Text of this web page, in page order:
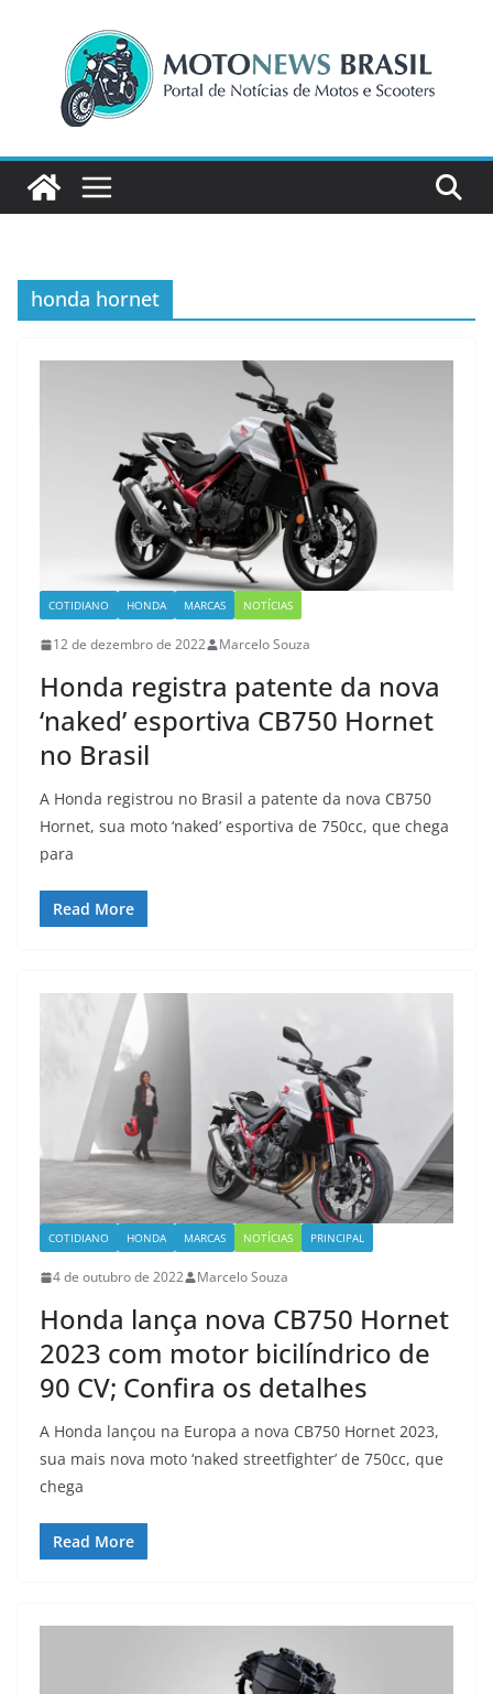
conteúdo
honda hornet
COTIDIANO HONDA MARCAS NOTÍCIAS
12 de dezembro de 2022 Marcelo Souza
Honda registra patente da nova
‘naked’ esportiva CB750 Hornet
no Brasil
A Honda registrou no Brasil a patente da nova CB750
Hornet, sua moto ‘naked’ esportiva de 750cc, que chega
para
Read More
COTIDIANO HONDA MARCAS NOTÍCIAS PRINCIPAL
4 de outubro de 2022 Marcelo Souza
Honda lança nova CB750 Hornet
2023 com motor bicilíndrico de
90 CV; Confira os detalhes
A Honda lançou na Europa a nova CB750 Hornet 2023,
sua mais nova moto ‘naked streetfighter’ de 750cc, que
chega
Read More